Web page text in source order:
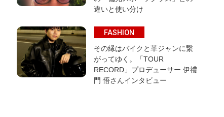
違いと使い分け
FASHION
その縁はバイクと革ジャンに繋
がってゆく。「TOUR
RECORD」プロデューサー 伊禮
門 悟さんインタビュー